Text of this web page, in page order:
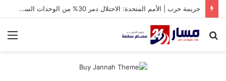
جريمة حرب | الأمم المتحدة: الاحتلال دمر 30% من الوحدات السكنية في غزة
بحث